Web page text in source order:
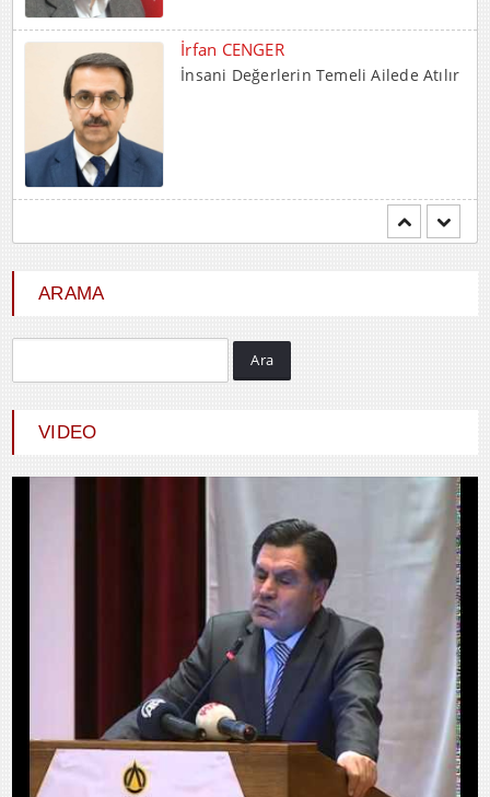
İrfan CENGER
İnsani Değerlerin Temeli Ailede Atılır
YENİ DÜNYA DÜZENİNDE
ARAMA
Ara
VIDEO